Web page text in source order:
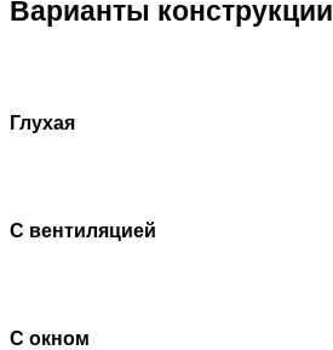
Варианты конструкции
Глухая
С вентиляцией
С окном